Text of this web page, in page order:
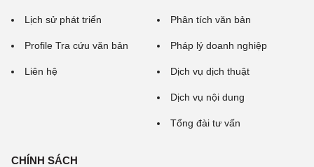
Lịch sử phát triển
Profile Tra cứu văn bản
Liên hệ
Phân tích văn bản
Pháp lý doanh nghiệp
Dịch vụ dịch thuật
Dịch vụ nội dung
Tổng đài tư vấn
CHÍNH SÁCH